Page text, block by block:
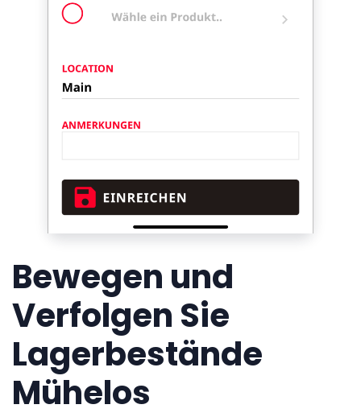
Bewegen und
Verfolgen Sie
Lagerbestände
Mühelos